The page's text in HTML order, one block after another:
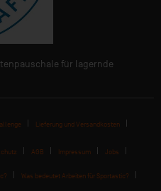
für lagernde
Lieferung und Versandkosten
AGB Impressum Jobs
Was bedeutet Arbeiten für Sportastic?